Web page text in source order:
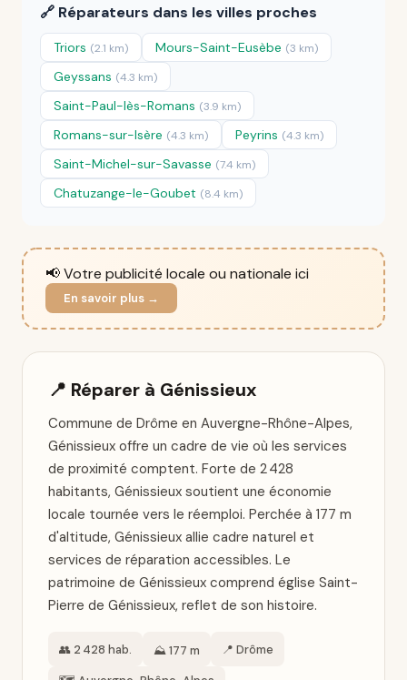
🔗 Réparateurs dans les villes proches
Triors (2.1 km) Mours-Saint-Eusèbe (3 km)
Geyssans (4.3 km)
Saint-Paul-lès-Romans (3.9 km)
Romans-sur-Isère (4.3 km) Peyrins (4.3 km)
Saint-Michel-sur-Savasse (7.4 km)
Chatuzange-le-Goubet (8.4 km)
📢 Votre publicité locale ou nationale ici
En savoir plus →
📍 Réparer à Génissieux
Commune de Drôme en Auvergne-Rhône-Alpes,
Génissieux offre un cadre de vie où les services
de proximité comptent. Forte de 2 428
habitants, Génissieux soutient une économie
locale tournée vers le réemploi. Perchée à 177 m
d'altitude, Génissieux allie cadre naturel et
services de réparation accessibles. Le
patrimoine de Génissieux comprend église Saint-
Pierre de Génissieux, reflet de son histoire.
👥 2 428 hab. ⛰️ 177 m 📍 Drôme